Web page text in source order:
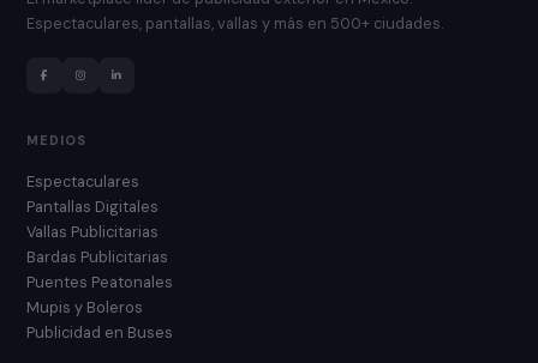
Espectaculares, pantallas, vallas y más en 500+ ciudades.
MEDIOS
Espectaculares
Pantallas Digitales
Vallas Publicitarias
Bardas Publicitarias
Puentes Peatonales
Mupis y Boleros
Publicidad en Buses